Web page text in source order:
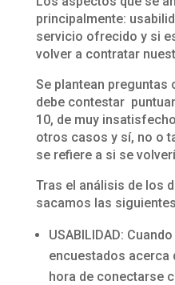
principalmente:
servicio ofrecido y si
volver a contratar
Se plantean preguntas
debe contestar
10, de muy
otros casos y sí, no o
se refiere a si se
Tras el análisis de los
sacamos las
USABILIDAD:
encuestados acerca
hora de conectarse